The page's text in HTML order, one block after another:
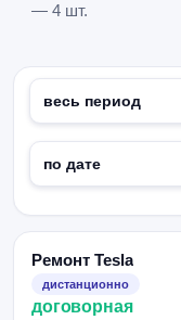
— 4 шт.
Ремонт Tesla
дистанционно
договорная